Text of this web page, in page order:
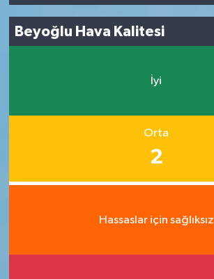
Beyoğlu Hava Kalitesi
İyi
Orta
2
Hassaslar için sağlıksız